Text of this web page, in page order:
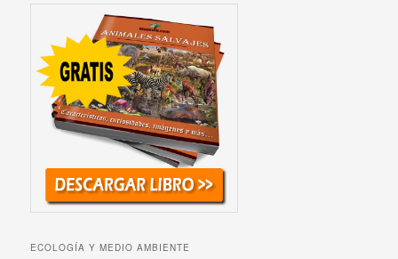
ECOLOGÍA Y MEDIO AMBIENTE